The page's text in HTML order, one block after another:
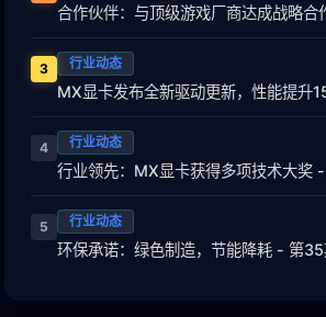
合作伙伴：与顶级游戏厂商达成战略合
3 行业动态
MX显卡发布全新驱动更新，性能提升
4 行业动态
行业领先：MX显卡获得多项技术大奖
5 行业动态
环保承诺：绿色制造，节能降耗 - 第35